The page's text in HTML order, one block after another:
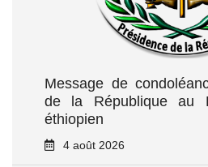
Message de
de la République au
éthiopien
4 août 2026